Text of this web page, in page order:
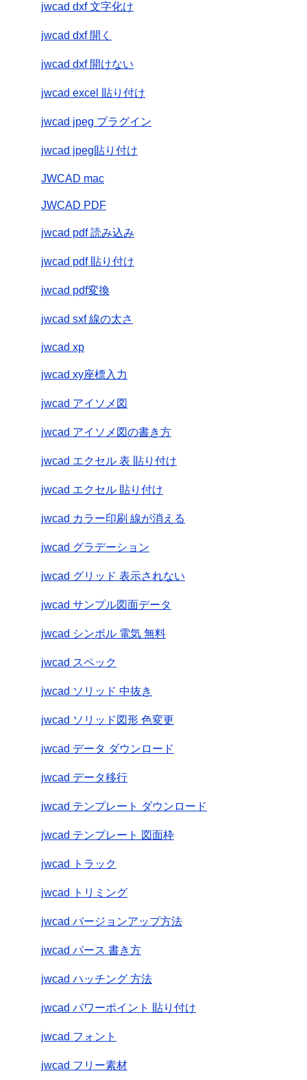
jwcad dxf 文字化け
jwcad dxf 開く
jwcad dxf 開けない
jwcad excel 貼り付け
jwcad jpeg プラグイン
jwcad jpeg貼り付け
JWCAD mac
JWCAD PDF
jwcad pdf 読み込み
jwcad pdf 貼り付け
jwcad pdf変換
jwcad sxf 線の太さ
jwcad xp
jwcad xy座標入力
jwcad アイソメ図
jwcad アイソメ図の書き方
jwcad エクセル 表 貼り付け
jwcad エクセル 貼り付け
jwcad カラー印刷 線が消える
jwcad グラデーション
jwcad グリッド 表示されない
jwcad サンプル図面データ
jwcad シンボル 電気 無料
jwcad スペック
jwcad ソリッド 中抜き
jwcad ソリッド図形 色変更
jwcad データ ダウンロード
jwcad データ移行
jwcad テンプレート ダウンロード
jwcad テンプレート 図面枠
jwcad トラック
jwcad トリミング
jwcad バージョンアップ方法
jwcad パース 書き方
jwcad ハッチング 方法
jwcad パワーポイント 貼り付け
jwcad フォント
jwcad フリー素材